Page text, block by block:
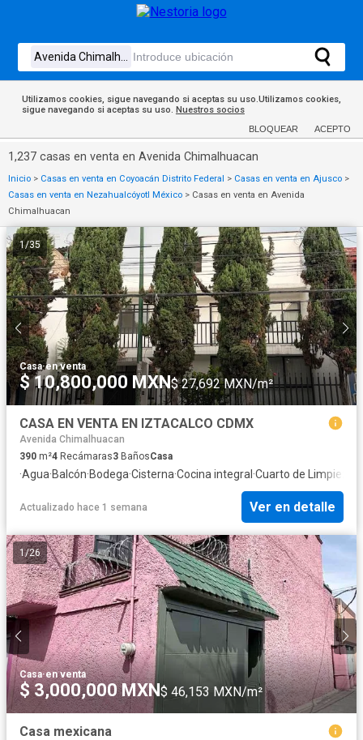
Utilizamos cookies, sigue navegando si aceptas su uso.Utilizamos cookies,
sigue navegando si aceptas su uso. Nuestros socios
BLOQUEAR ACEPTO
1,237 casas en venta en Avenida Chimalhuacan
Inicio > Casas en venta en Coyoacán Distrito Federal > Casas en venta en Ajusco >
Casas en venta en Nezahualcóyotl México > Casas en venta en Avenida
Chimalhuacan
1/35
Casa·en venta
$ 10,800,000 MXN$ 27,692 MXN/m²
CASA EN VENTA EN IZTACALCO CDMX
Avenida Chimalhuacan
390 m²4 Recámaras3 BañosCasa
·Agua·Balcón·Bodega·Cisterna·Cocina integral ·Cuarto de Limpieza
Actualizado hace 1 semana Ver en detalle
1/26
Casa·en venta
$ 3,000,000 MXN$ 46,153 MXN/m²
Casa mexicana